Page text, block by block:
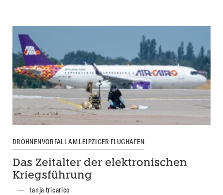
DROHNENVORFALL AM LEIPZIGER FLUGHAFEN
Das Zeitalter der elektronischen
Kriegsführung
tanja tricarico